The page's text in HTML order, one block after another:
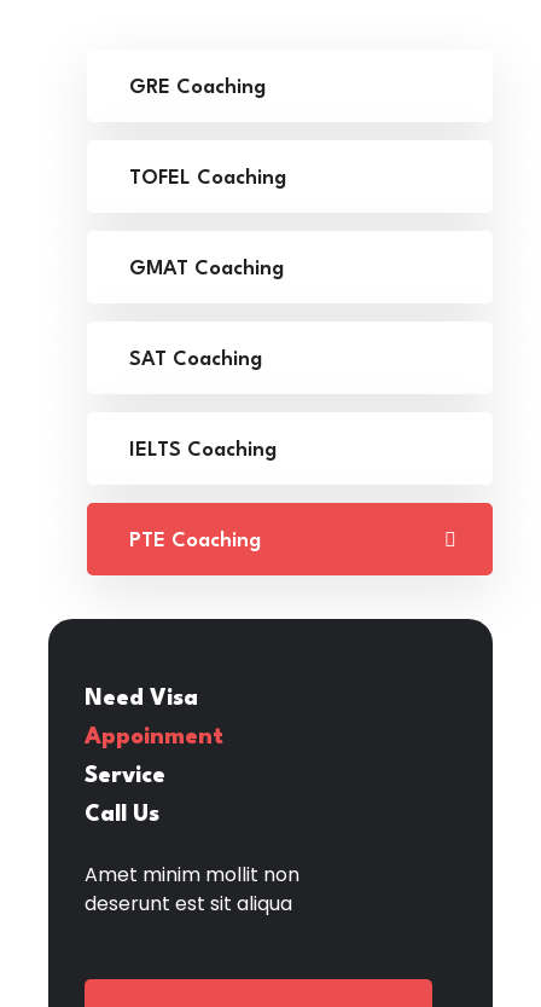
GRE Coaching
TOFEL Coaching
GMAT Coaching
SAT Coaching
IELTS Coaching
PTE Coaching
Need Visa
Appoinment
Service
Call Us
Amet minim mollit non
deserunt est sit aliqua